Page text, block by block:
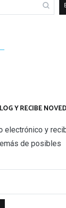
Y RECIBE
electrónico y
de posibles